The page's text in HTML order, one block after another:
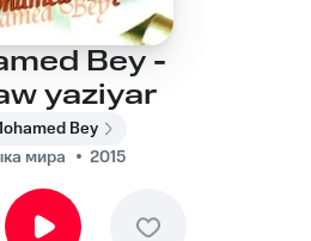
Bey -
yaziyar
Bey
мира
2015